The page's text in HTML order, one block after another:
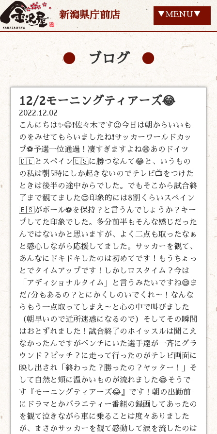
新潟県庁前店 ▼MENU▼
ブログ
12/2モーニングティアーズ😂
2022.12.02
こんにちは✨😃❗佐々木です😉今日は朝からいいも
のをみせてもらいましたね❗サッカーワールドカッ
プ⚽予選一位通過！凄すぎますよね😄あのドイツ
🇩🇪とスペイン🇪🇸に勝つなんて😂と、いうもの
の私は朝5時にしか起きないのでテレビ📺をつけた
ときは後半の途中からでした。でもそこから試合終
了まで観てました😊印象的には8割くらいスペイン
🇪🇸がボール⚽を保持？と言うんでしょうか？キー
プしてた印象でした。多分前半もそんな感じだった
んではないかと思いますが、よく二点も取ったなぁ
と感心しながら応援してました。サッカーを観て、
あんなにドキドキしたのは初めてです！もうちょっ
とでタイムアップです！しかしロスタイム？今は
「アディショナルタイム」と言うみたいですね😄ま
だ7分もあるの？とにかくしのいでくれ～！なんな
らもう一点取ってしまえ～と心の中で叫びました
（朝早いので近所迷惑になるので）そしてその瞬間
はおとずれました！試合終了のホイッスルは聞こえ
なかったんですがベンチにいた選手達が一斉にグラ
ウンド？ピッチ？に走って行ったのがテレビ画面に
映し出され「終わった？勝ったの？ヤッター！」そ
して自然と頬に温かいものが流れました😂そうで
す『モーニングティアーズ😂』です！朝の出勤前
にドラマとかバラエティー番組の録画してあったの
を観て泣きながら車に乗ることは度々ありました
が、まさかサッカーを観て感動して涙を流したのは